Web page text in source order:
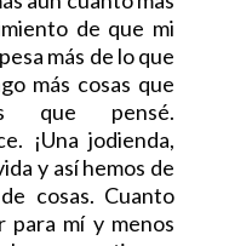
de que mi
más de lo que
más cosas que
que pensé.
¡Una jodienda,
y así hemos de
cosas. Cuanto
para mí y menos